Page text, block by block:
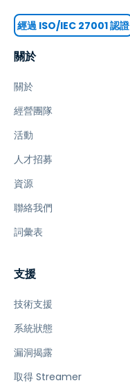
關於
關於
經營團隊
活動
人才招募
資源
聯絡我們
詞彙表
支援
技術支援
系統狀態
漏洞揭露
取得 Streamer
經過 ISO/IEC 27001 認證